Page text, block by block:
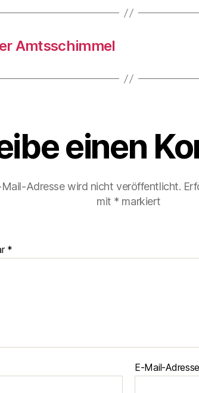
Amtsschimmel
einen
Mail-Adresse wird nicht veröffentlicht.
mit * markiert
*
E-Mail-Adresse